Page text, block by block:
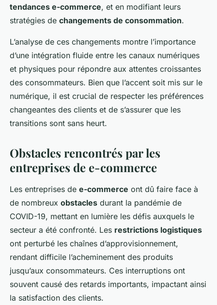
tendances e-commerce, et en modifiant leurs
stratégies de changements de consommation.
L’analyse de ces changements montre l’importance
d’une intégration fluide entre les canaux numériques
et physiques pour répondre aux attentes croissantes
des consommateurs. Bien que l’accent soit mis sur le
numérique, il est crucial de respecter les préférences
changeantes des clients et de s’assurer que les
transitions sont sans heurt.
Obstacles rencontrés par les
entreprises de e-commerce
Les entreprises de e-commerce ont dû faire face à
de nombreux obstacles durant la pandémie de
COVID-19, mettant en lumière les défis auxquels le
secteur a été confronté. Les restrictions logistiques
ont perturbé les chaînes d’approvisionnement,
rendant difficile l’acheminement des produits
jusqu’aux consommateurs. Ces interruptions ont
souvent causé des retards importants, impactant ainsi
la satisfaction des clients.